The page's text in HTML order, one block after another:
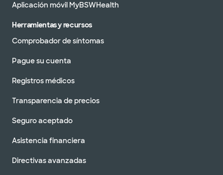
Aplicación móvil MyBSWHealth
Herramientas y recursos
Comprobador de síntomas
Pague su cuenta
Registros médicos
Transparencia de precios
Seguro aceptado
Asistencia financiera
Directivas avanzadas